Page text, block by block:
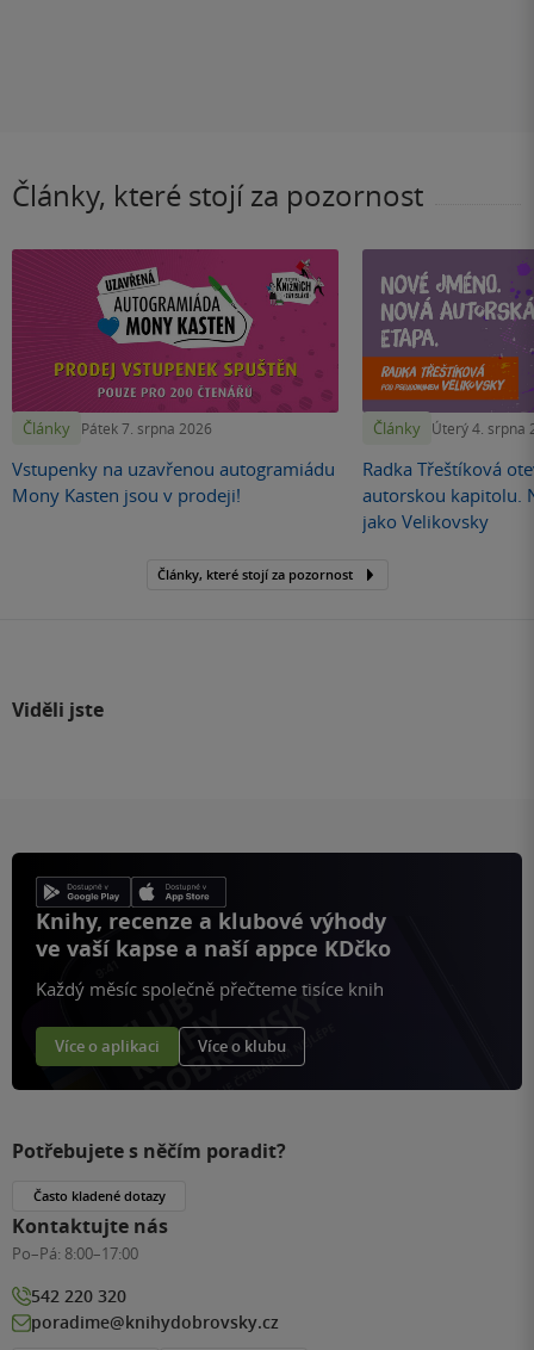
Články, které stojí za pozornost
Články Pátek 7. srpna 2026
Vstupenky na uzavřenou autogramiádu
Mony Kasten jsou v prodeji!
Články Úterý 4. srpna
Radka Třeštíková
autorskou kapitolu.
jako Velikovsky
Články, které stojí za pozornost
Viděli jste
Knihy, recenze a klubové výhody
ve vaší kapse a naší appce KDčko
Každý měsíc společně přečteme tisíce knih
Více o aplikaci Více o klubu
Potřebujete s něčím poradit?
Často kladené dotazy
Kontaktujte nás
Po–Pá: 8:00–17:00
542 220 320
poradime@knihydobrovsky.cz